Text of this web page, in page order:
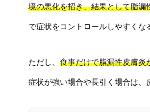
境の悪化を招き、結果として脂
で症状をコントロールしやすくな
ただし、 食事だけで脂漏性皮膚炎
症状が強い場合や長引く場合は、